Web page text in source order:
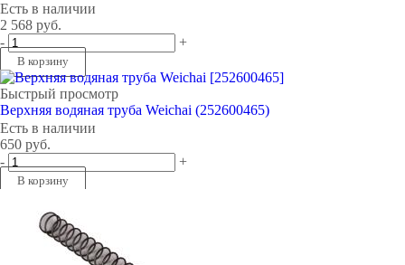
Есть в наличии
2 568 руб.
-
+
В корзину
Быстрый просмотр
Верхняя водяная труба Weichai (252600465)
Есть в наличии
650 руб.
-
+
В корзину